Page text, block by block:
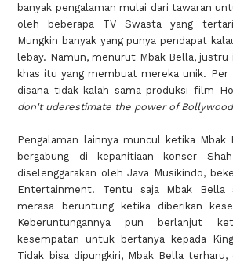
banyak pengalaman mulai dari tawaran
oleh beberapa TV Swasta yang
Mungkin banyak yang punya pendapat
lebay. Namun, menurut Mbak Bella, justru
khas itu yang membuat mereka unik.
disana tidak kalah sama produksi film
don't uderestimate the power of
Pengalaman lainnya muncul ketika
bergabung di kepanitiaan konser
diselenggarakan oleh Java Musikindo,
Entertainment. Tentu saja Mbak Bella
merasa beruntung ketika diberikan
Keberuntungannya pun berlanjut
kesempatan untuk bertanya kepada
Tidak bisa dipungkiri, Mbak Bella terharu,